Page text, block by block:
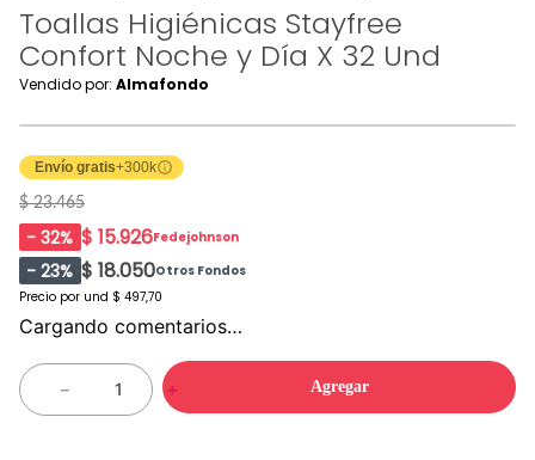
Toallas Higiénicas Stayfree
Confort Noche y Día X 32 Und
Vendido por: Almafondo
Envío gratis+300k
$ 23.465
-32% $ 15.926Fedejohnson
-23% $ 18.050Otros Fondos
Precio por und $ 497,70
Cargando comentarios…
＋
－ Agregar